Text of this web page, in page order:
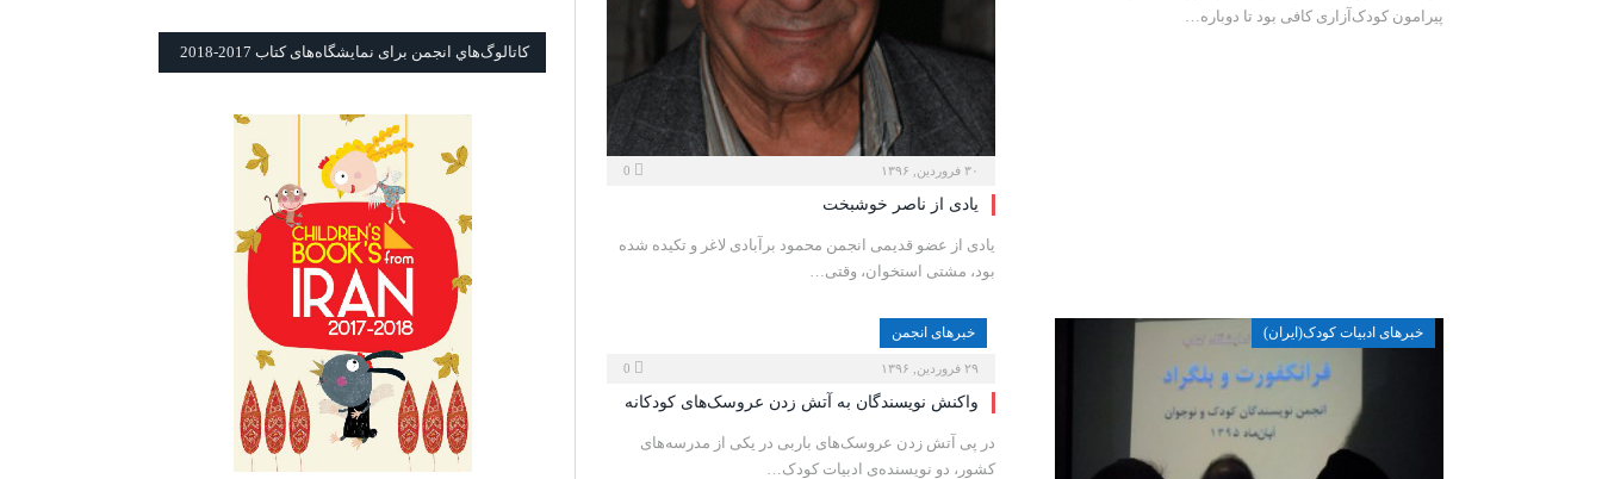
پیرامون کودک‌آزاری کافی بود تا دوباره…
۳۰ فروردین, ۱۳۹۶
یادی از ناصر خوشبخت
یادی از عضو قدیمی انجمن محمود برآبادی لاغر و تکیده شده
بود، مشتی استخوان، وقتی…
خبرهای ادبیات کودک(ایران) خبرهای انجمن
۲۹ فروردین, ۱۳۹۶
واکنش نویسندگان به آتش زدن عروسک‌های کودکانه
در پی آتش زدن عروسک‌های باربی در یکی از مدرسه‌های
کشور، دو نویسنده‌‌ی ادبیات کودک…
كاتالوگ‌هاي انجمن برای نمايشگاه‌های كتاب 2017-2018